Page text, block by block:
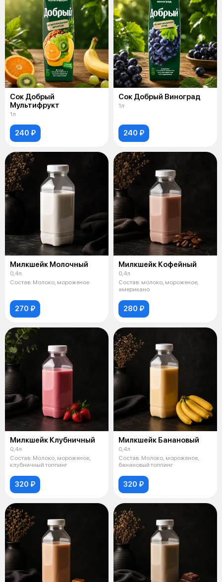
Сок Добрый
Мультифрукт
1л
240 ₽
Сок Добрый Виноград
1л
240 ₽
Милкшейк Молочный
0,4л
Состав: Молоко, мороженое
270 ₽
Милкшейк Кофейный
0,4л
Состав: молоко, мороженое,
американо
280 ₽
Милкшейк Клубничный
0,4л
Состав: Молоко, мороженое,
клубничный топпинг
320 ₽
Милкшейк Банановый
0,4л
Состав: Молоко, мороженое,
банановый топпинг
320 ₽